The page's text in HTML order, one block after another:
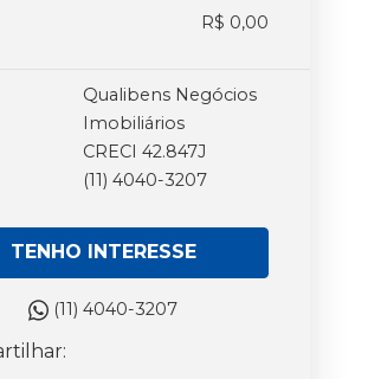
R$ 0,00
Qualibens Negócios
Imobiliários
CRECI 42.847J
(11) 4040-3207
TENHO INTERESSE
(11) 4040-3207